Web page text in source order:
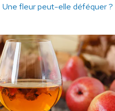
Une fleur peut-elle déféquer ?